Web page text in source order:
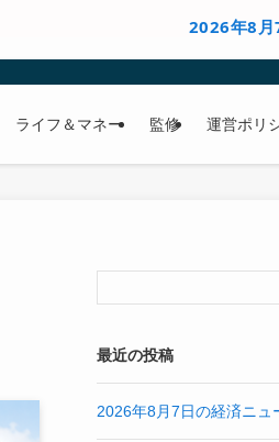
2026年8月7日の経済
ライフ＆マネー 監修 運営ポリ
最近の投稿
2026年8月7日の経済ニュ